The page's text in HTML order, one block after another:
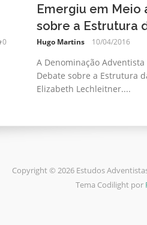
0
Emergiu em Meio
sobre a Estrutura
Hugo Martins 10/04/2016
A Denominação
Debate sobre a Estrutura
Elizabeth Lechleitner....
Copyright © 2026 Estudos
Tema Codilight por